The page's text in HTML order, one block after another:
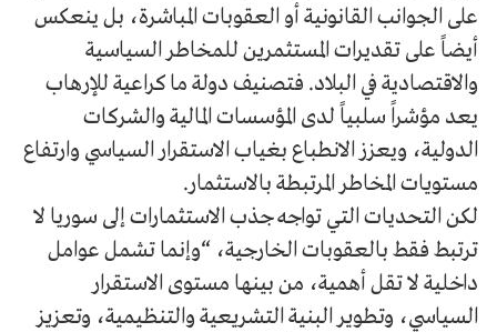
على الجوانب القانونية أو العقوبات المباشرة، بل ينعكس
أيضاً على تقديرات المستثمرين للمخاطر السياسية
والاقتصادية في البلاد. فتصنيف دولة ما كراعية للإرهاب
يعد مؤشراً سلبياً لدى المؤسسات المالية والشركات
الدولية، ويعزز الانطباع بغياب الاستقرار السياسي وارتفاع
مستويات المخاطر المرتبطة بالاستثمار.
لكن التحديات التي تواجه جذب الاستثمارات إلى سوريا لا
ترتبط فقط بالعقوبات الخارجية، “وإنما تشمل عوامل
داخلية لا تقل أهمية، من بينها مستوى الاستقرار
السياسي، وتطوير البنية التشريعية والتنظيمية، وتعزيز